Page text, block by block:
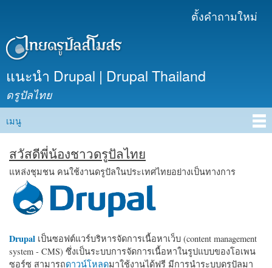
เนื้อหา
ตั้งคำถามใหม่
แนะนำ Drupal | Drupal Thailand
ดรูปัลไทย
Main menu
เมนู
สวัสดีพี่น้องชาวดรูปัลไทย
แหล่งชุมชน คนใช้งานดรูปัลในประเทศไทยอย่างเป็นทางการ
Drupal เป็นซอฟต์แวร์บริหารจัดการเนื้อหาเว็บ (content management
system - CMS) ซึ่งเป็นระบบการจัดการเนื้อหาในรูปแบบของโอเพน
ซอร์ซ สามารถดาวน์โหลดมาใช้งานได้ฟรี มีการนำระบบดรูปัลมา